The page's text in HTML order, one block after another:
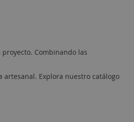
Combinando las
Explora nuestro catálogo